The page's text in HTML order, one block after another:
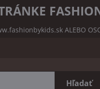
ALEBO
Hľadať